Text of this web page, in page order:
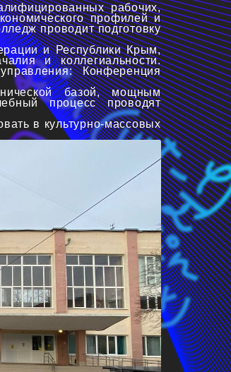
рабочих,
профилей и
проводит подготовку
и Республики Крым,
и коллегиальности.
Конференция
базой, мощным
процесс проводят
в культурно-массовых